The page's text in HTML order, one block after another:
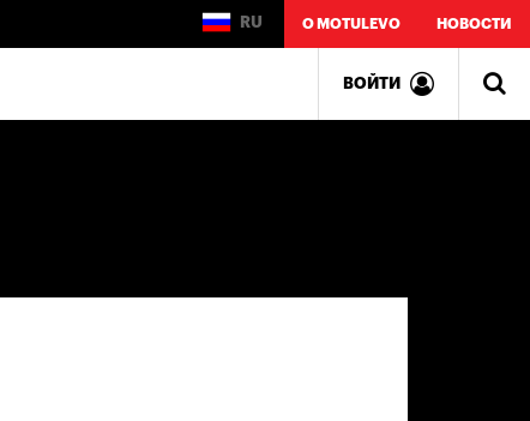
RU О MOTULEVO НОВОСТИ
ВОЙТИ